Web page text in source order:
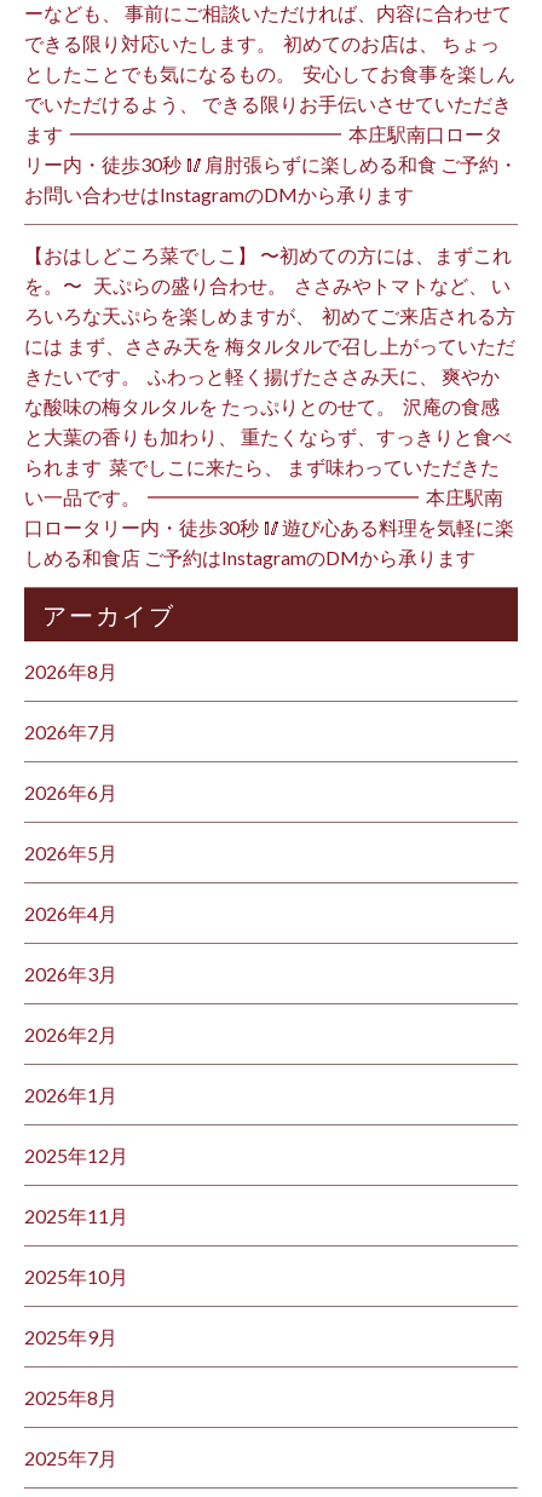
ーなども、 事前にご相談いただければ、内容に合わせて
できる限り対応いたします。 ⁡ 初めてのお店は、 ちょっ
としたことでも気になるもの。 ⁡ 安心してお食事を楽しん
でいただけるよう、 できる限りお手伝いさせていただき
ます️ ⁡ ━━━━━━━━━━━━━━ ⁡ 本庄駅南口ロータ
リー内・徒歩30秒 🥢肩肘張らずに楽しめる和食 ご予約・
お問い合わせはInstagramのDMから承ります ⁡
【おはしどころ菜でしこ】 〜初めての方には、まずこれ
を。〜 ⁡ ⁡ 天ぷらの盛り合わせ。 ⁡ ささみやトマトなど、 い
ろいろな天ぷらを楽しめますが、 ⁡ 初めてご来店される方
には まず、ささみ天を 梅タルタルで召し上がっていただ
きたいです。 ⁡ ふわっと軽く揚げたささみ天に、 爽やか
な酸味の梅タルタルを たっぷりとのせて。 ⁡ 沢庵の食感
と大葉の香りも加わり、 重たくならず、すっきりと食べ
られます️ ⁡ 菜でしこに来たら、 まず味わっていただきた
い一品です。 ⁡ ━━━━━━━━━━━━━━ ⁡ 本庄駅南
口ロータリー内・徒歩30秒 🥢遊び心ある料理を気軽に楽
しめる和食店 ご予約はInstagramのDMから承ります ⁡
アーカイブ
2026年8月
2026年7月
2026年6月
2026年5月
2026年4月
2026年3月
2026年2月
2026年1月
2025年12月
2025年11月
2025年10月
2025年9月
2025年8月
2025年7月